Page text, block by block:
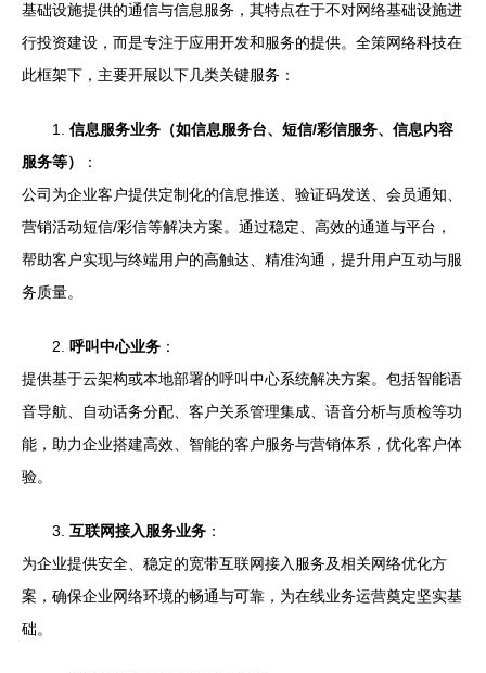
基础设施提供的通信与信息服务，其特点在于不对网络基础设施进
行投资建设，而是专注于应用开发和服务的提供。全策网络科技在
此框架下，主要开展以下几类关键服务：
1. 信息服务业务（如信息服务台、短信/彩信服务、信息内容
服务等）
：
公司为企业客户提供定制化的信息推送、验证码发送、会员通知、
营销活动短信/彩信等解决方案。通过稳定、高效的通道与平台，
帮助客户实现与终端用户的高触达、精准沟通，提升用户互动与服
务质量。
2. 呼叫中心业务 ：
提供基于云架构或本地部署的呼叫中心系统解决方案。包括智能语
音导航、自动话务分配、客户关系管理集成、语音分析与质检等功
能，助力企业搭建高效、智能的客户服务与营销体系，优化客户体
验。
3. 互联网接入服务业务 ：
为企业提供安全、稳定的宽带互联网接入服务及相关网络优化方
案，确保企业网络环境的畅通与可靠，为在线业务运营奠定坚实基
础。